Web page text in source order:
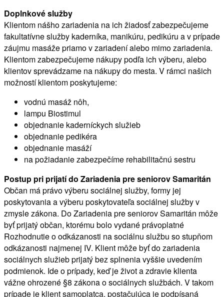
Doplnkové služby
Klientom nášho zariadenia na ich žiadosť zabezpečujeme
fakultatívne služby kaderníka, manikúru, pedikúru a v prípade
záujmu masáže priamo v zariadení alebo mimo zariadenia.
Klientom zabezpečujeme nákupy podľa ich výberu, alebo
klientov sprevádzame na nákupy do mesta. V rámci našich
možností klientom poskytujeme:
vodnú masáž nôh,
lampu Biostimul
objednanie kaderníckych služieb
objednanie pedikéra
objednanie masáží
na požiadanie zabezpečíme rehabilitačnú sestru
Postup pri prijatí do Zariadenia pre seniorov Samaritán
Občan má právo výberu sociálnej služby, formy jej
poskytovania a výberu poskytovateľa sociálnej služby v
zmysle zákona. Do Zariadenia pre seniorov Samaritán môže
byť prijatý občan, ktorému bolo vydané právoplatné
Rozhodnutie o odkázanosti na sociálnu službu so stupňom
odkázanosti najmenej IV. Klient môže byť do zariadenia
sociálnych služieb prijatý bez splnenia vyššie uvedením
podmienok. Ide o prípady, keď je život a zdravie klienta
vážne ohrozené §8 zákona o sociálnych službách. V takom
prípade je klient samoplatca, postačujúca je podpísaná